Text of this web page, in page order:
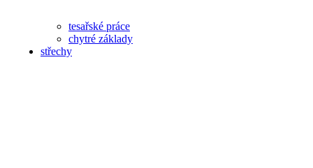
tesařské práce
chytré základy
střechy